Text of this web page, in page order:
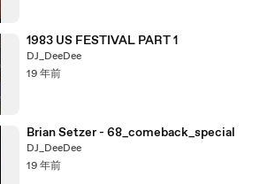
1983 US FESTIVAL PART 1
DJ_DeeDee
19 年前
Brian Setzer - 68_comeback_special
DJ_DeeDee
19 年前